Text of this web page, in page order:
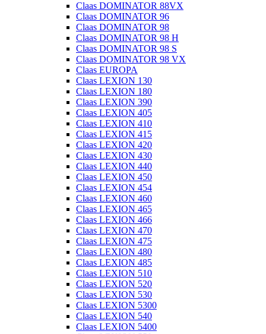
Claas DOMINATOR 88VX
Claas DOMINATOR 96
Claas DOMINATOR 98
Claas DOMINATOR 98 H
Claas DOMINATOR 98 S
Claas DOMINATOR 98 VX
Claas EUROPA
Claas LEXION 130
Claas LEXION 180
Claas LEXION 390
Claas LEXION 405
Claas LEXION 410
Claas LEXION 415
Claas LEXION 420
Claas LEXION 430
Claas LEXION 440
Claas LEXION 450
Claas LEXION 454
Claas LEXION 460
Claas LEXION 465
Claas LEXION 466
Claas LEXION 470
Claas LEXION 475
Claas LEXION 480
Claas LEXION 485
Claas LEXION 510
Claas LEXION 520
Claas LEXION 530
Claas LEXION 5300
Claas LEXION 540
Claas LEXION 5400